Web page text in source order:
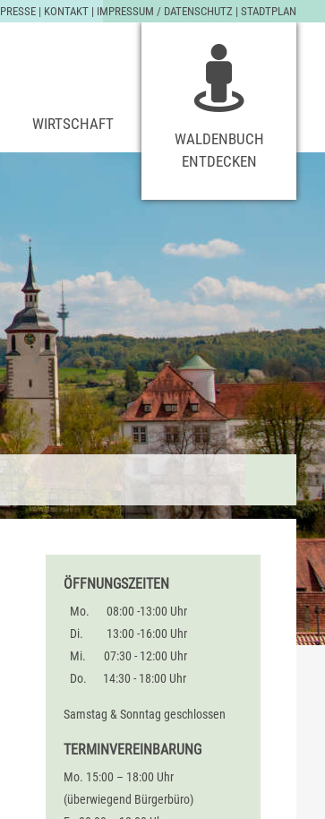
PRESSE | KONTAKT | IMPRESSUM / DATENSCHUTZ | STADTPLAN
WIRTSCHAFT
WALDENBUCH
ENTDECKEN
ÖFFNUNGSZEITEN
Mo.
08:00 -13:00 Uhr
Di.
13:00 -16:00 Uhr
Mi.
07:30 - 12:00 Uhr
Do.
14:30 - 18:00 Uhr
Samstag & Sonntag geschlossen
TERMINVEREINBARUNG
Mo. 15:00 – 18:00 Uhr
(überwiegend Bürgerbüro)